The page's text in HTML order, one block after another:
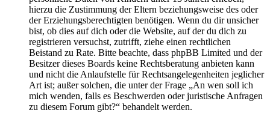
hierzu die Zustimmung der Eltern beziehungsweise des oder
der Erziehungsberechtigten benötigen. Wenn du dir unsicher
bist, ob dies auf dich oder die Website, auf der du dich zu
registrieren versuchst, zutrifft, ziehe einen rechtlichen
Beistand zu Rate. Bitte beachte, dass phpBB Limited und der
Besitzer dieses Boards keine Rechtsberatung anbieten kann
und nicht die Anlaufstelle für Rechtsangelegenheiten jeglicher
Art ist; außer solchen, die unter der Frage „An wen soll ich
mich wenden, falls es Beschwerden oder juristische Anfragen
zu diesem Forum gibt?“ behandelt werden.